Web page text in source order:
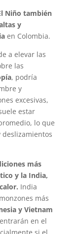
Niño también
y
en Colombia.
a elevar las
las
, podría
y
excesivas,
estar
lo que
más
y la India,
India
más
y Vietnam
en el